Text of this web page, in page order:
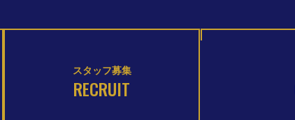
スタッフ募集
RECRUIT